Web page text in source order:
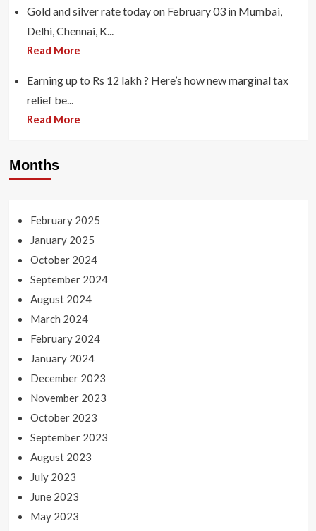
Gold and silver rate today on February 03 in Mumbai,
Delhi, Chennai, K...
Read More
Earning up to Rs 12 lakh ? Here’s how new marginal tax
relief be...
Read More
Months
February 2025
January 2025
October 2024
September 2024
August 2024
March 2024
February 2024
January 2024
December 2023
November 2023
October 2023
September 2023
August 2023
July 2023
June 2023
May 2023